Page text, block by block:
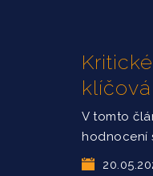
V tomto
hodnocení